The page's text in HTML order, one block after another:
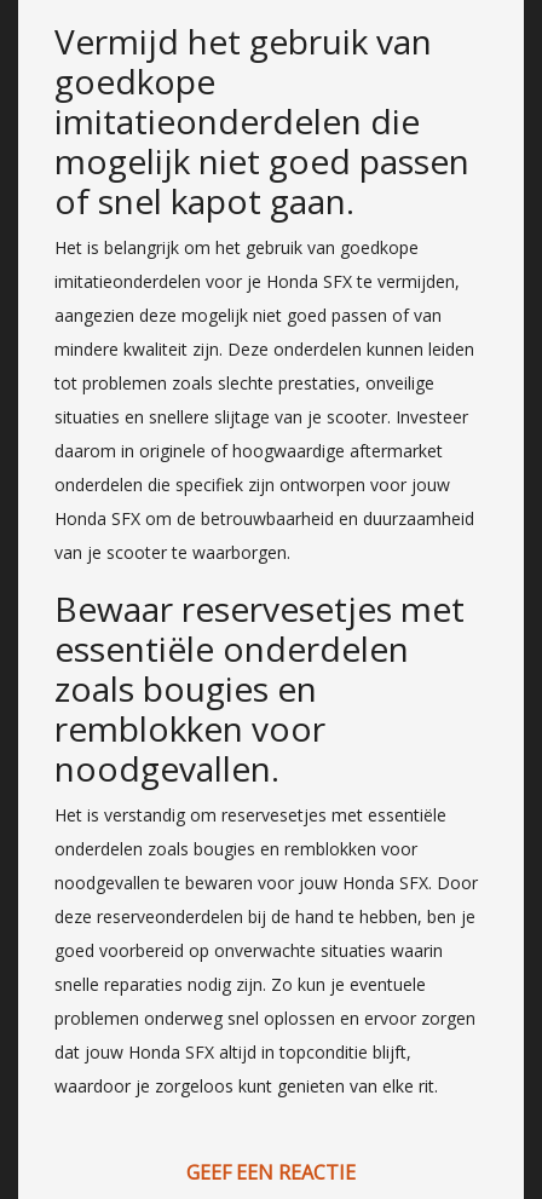
Vermijd het gebruik van
goedkope
imitatieonderdelen die
mogelijk niet goed passen
of snel kapot gaan.
Het is belangrijk om het gebruik van goedkope
imitatieonderdelen voor je Honda SFX te vermijden,
aangezien deze mogelijk niet goed passen of van
mindere kwaliteit zijn. Deze onderdelen kunnen leiden
tot problemen zoals slechte prestaties, onveilige
situaties en snellere slijtage van je scooter. Investeer
daarom in originele of hoogwaardige aftermarket
onderdelen die specifiek zijn ontworpen voor jouw
Honda SFX om de betrouwbaarheid en duurzaamheid
van je scooter te waarborgen.
Bewaar reservesetjes met
essentiële onderdelen
zoals bougies en
remblokken voor
noodgevallen.
Het is verstandig om reservesetjes met essentiële
onderdelen zoals bougies en remblokken voor
noodgevallen te bewaren voor jouw Honda SFX. Door
deze reserveonderdelen bij de hand te hebben, ben je
goed voorbereid op onverwachte situaties waarin
snelle reparaties nodig zijn. Zo kun je eventuele
problemen onderweg snel oplossen en ervoor zorgen
dat jouw Honda SFX altijd in topconditie blijft,
waardoor je zorgeloos kunt genieten van elke rit.
GEEF EEN REACTIE